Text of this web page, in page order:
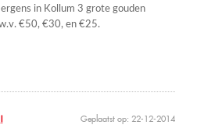
in Kollum 3 grote gouden
€50, €30, en €25.
Geplaatst op: 22-12-2014